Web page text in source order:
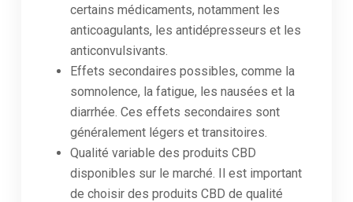
certains médicaments, notamment les
anticoagulants, les antidépresseurs et les
anticonvulsivants.
Effets secondaires possibles, comme la
somnolence, la fatigue, les nausées et la
diarrhée. Ces effets secondaires sont
généralement légers et transitoires.
Qualité variable des produits CBD
disponibles sur le marché. Il est important
de choisir des produits CBD de qualité